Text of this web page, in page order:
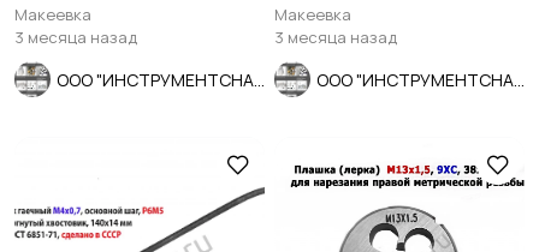
ГОСТ 7740-71.
Макеевка
3 месяца назад
2320-2556, СССР.
Макеевка
3 месяца назад